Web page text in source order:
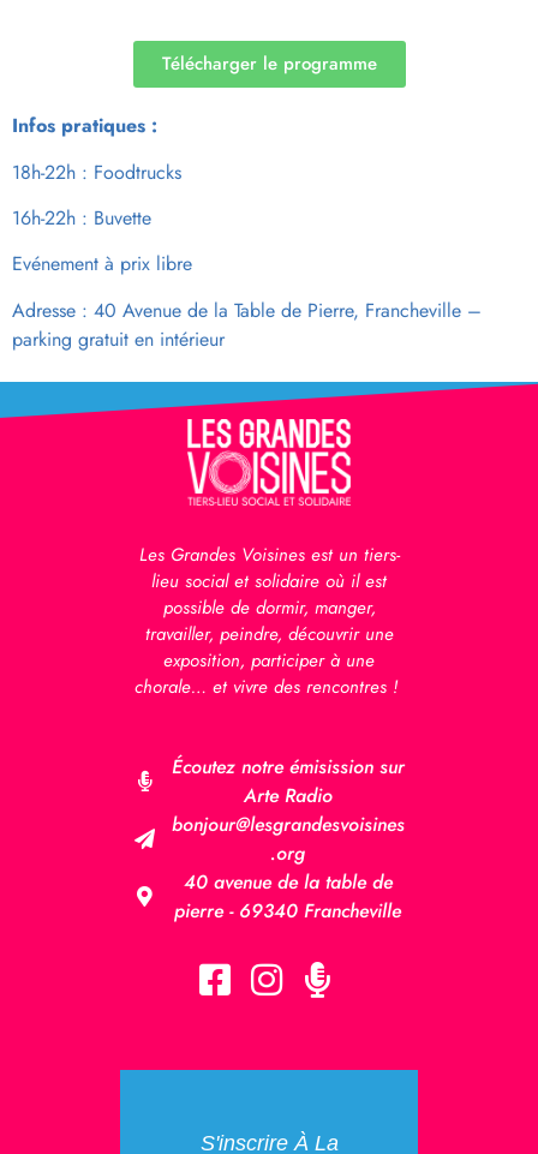
Télécharger le programme
Infos pratiques :
18h-22h : Foodtrucks
16h-22h : Buvette
Evénement à prix libre
Adresse : 40 Avenue de la Table de Pierre, Francheville –
parking gratuit en intérieur
Les Grandes Voisines est un tiers-
lieu social et solidaire où il est
possible de dormir, manger,
travailler, peindre, découvrir une
exposition, participer à une
chorale… et vivre des rencontres !
Écoutez notre émisission sur
Arte Radio
bonjour@lesgrandesvoisines
.org
40 avenue de la table de
pierre - 69340 Francheville
S'inscrire À La